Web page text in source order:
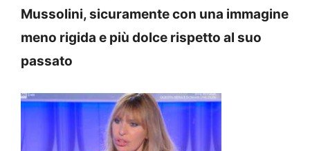
Mussolini, sicuramente con una immagine
meno rigida e più dolce rispetto al suo
passato